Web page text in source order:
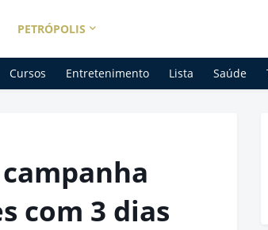
PETRÓPOLIS
Cursos Entretenimento Lista Saúde
com 3 dias